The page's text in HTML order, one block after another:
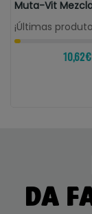
Muta-Vit
¡Últimas
10,62 €
DA